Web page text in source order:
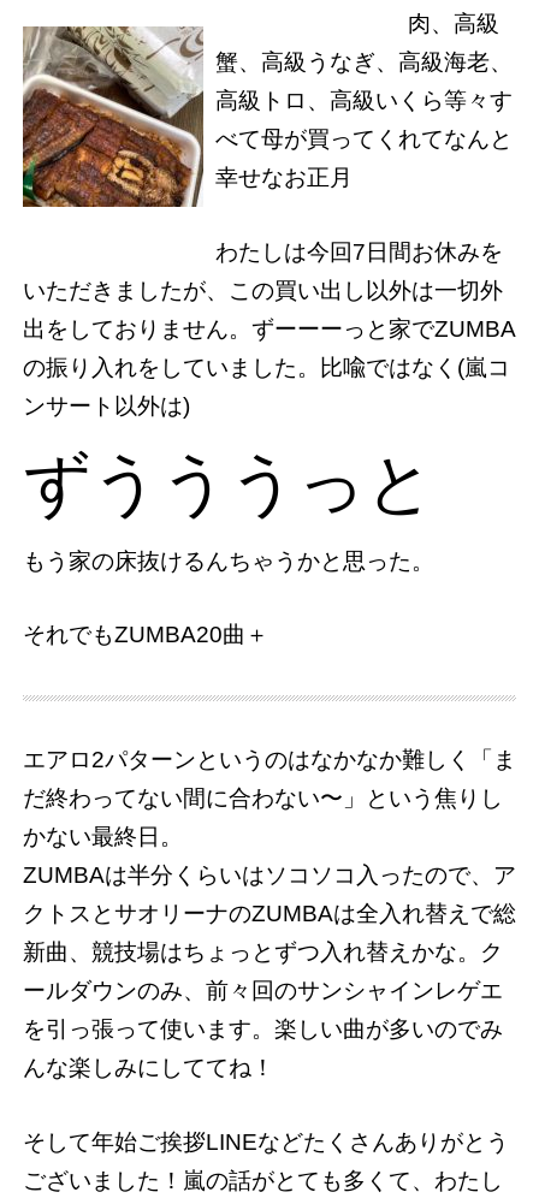
肉、高級
蟹、高級うなぎ、高級海老、
高級トロ、高級いくら等々す
べて母が買ってくれてなんと
幸せなお正月
わたしは今回7日間お休みを
いただきましたが、この買い出し以外は一切外
出をしておりません。ずーーーっと家でZUMBA
の振り入れをしていました。比喩ではなく(嵐コ
ンサート以外は)
ずうううっと
もう家の床抜けるんちゃうかと思った。
それでもZUMBA20曲＋
エアロ2パターンというのはなかなか難しく「ま
だ終わってない間に合わない〜」という焦りし
かない最終日。
ZUMBAは半分くらいはソコソコ入ったので、ア
クトスとサオリーナのZUMBAは全入れ替えで総
新曲、競技場はちょっとずつ入れ替えかな。ク
ールダウンのみ、前々回のサンシャインレゲエ
を引っ張って使います。楽しい曲が多いのでみ
んな楽しみにしててね！
そして年始ご挨拶LINEなどたくさんありがとう
ございました！嵐の話がとても多くて、わたし